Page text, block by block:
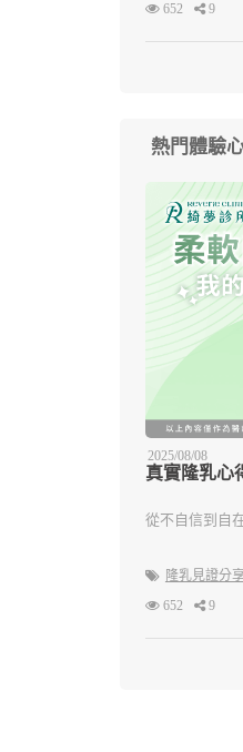
652
9
熱門體驗
2025/08/08
真實隆乳心
從不自信到自
隆乳見證分
652
9